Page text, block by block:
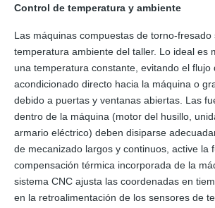
Control de temperatura y ambiente
Las máquinas compuestas de torno-fresado
temperatura ambiente del taller. Lo ideal es
una temperatura constante, evitando el flujo
acondicionado directo hacia la máquina o
debido a puertas y ventanas abiertas. Las
dentro de la máquina (motor del husillo,
armario eléctrico) deben disiparse
de mecanizado largos y continuos, active la
compensación térmica incorporada de la
sistema CNC ajusta las coordenadas en
en la retroalimentación de los sensores de